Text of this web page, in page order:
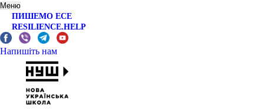
Меню
ПИШЕМО ЕСЕ
RESILIENCE.HELP
Напишіть нам